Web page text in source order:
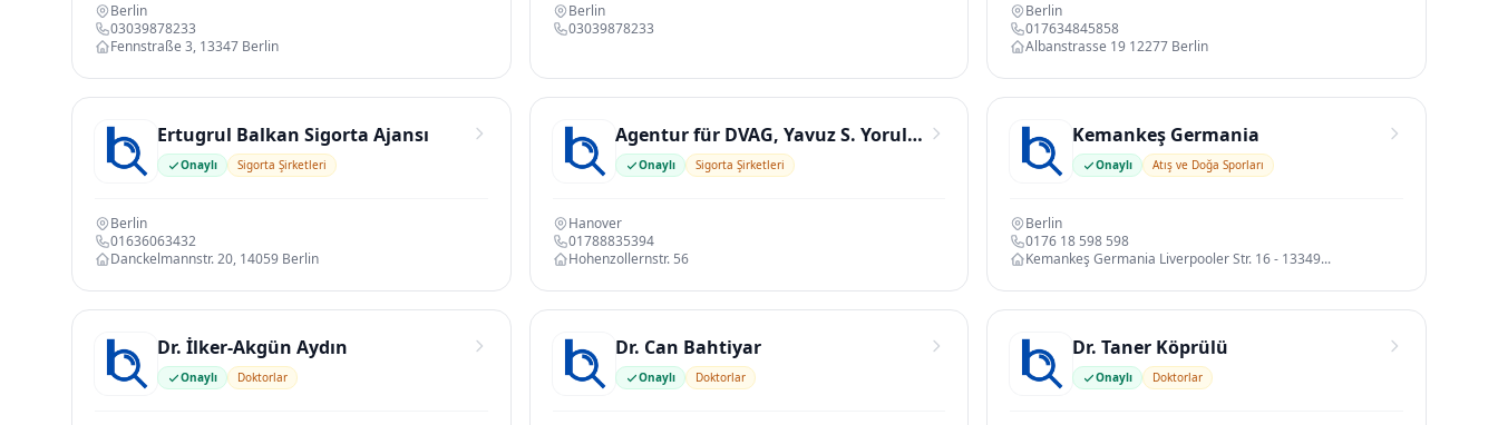
Berlin
03039878233
Fennstraße 3, 13347 Berlin
Berlin
03039878233
Berlin
017634845858
Albanstrasse 19 12277 Berlin
Ertugrul Balkan Sigorta Ajansı
Onaylı Sigorta Şirketleri
Berlin
01636063432
Danckelmannstr. 20, 14059 Berlin
Agentur für DVAG, Yavuz S. Yorulmaz
Onaylı Sigorta Şirketleri
Hanover
01788835394
Hohenzollernstr. 56
Kemankeş Germania
Onaylı Atış ve Doğa Sporları
Berlin
0176 18 598 598
Kemankeş Germania Liverpooler Str. 16 - 13349...
Dr. İlker-Akgün Aydın
Onaylı Doktorlar
Dr. Can Bahtiyar
Onaylı Doktorlar
Dr. Taner Köprülü
Onaylı Doktorlar